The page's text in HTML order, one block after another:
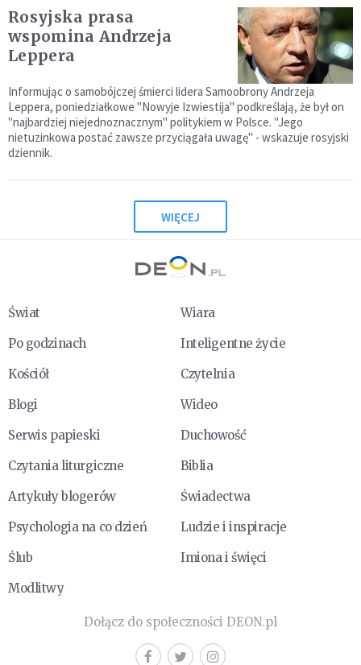
Rosyjska prasa
wspomina Andrzeja
Leppera
Informując o samobójczej śmierci lidera Samoobrony Andrzeja
Leppera, poniedziałkowe "Nowyje Izwiestija" podkreślają, że był on
"najbardziej niejednoznacznym" politykiem w Polsce. "Jego
nietuzinkowa postać zawsze przyciągała uwagę" - wskazuje rosyjski
dziennik.
WIĘCEJ
Świat
Wiara
Po godzinach
Inteligentne życie
Kościół
Czytelnia
Blogi
Wideo
Serwis papieski
Duchowość
Czytania liturgiczne
Biblia
Artykuły blogerów
Świadectwa
Psychologia na co dzień
Ludzie i inspiracje
Ślub
Imiona i święci
Modlitwy
Dołącz do społeczności DEON.pl